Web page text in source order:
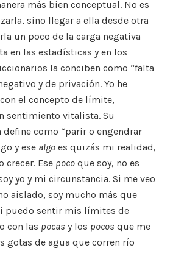
más bien conceptual. No es
sino llegar a ella desde otra
un poco de la carga negativa
en las estadísticas y en los
la conciben como “falta
y de privación. Yo he
el concepto de límite,
sentimiento vitalista. Su
como “parir o engendrar
y ese algo es quizás mi realidad,
crecer. Ese poco que soy, no es
yo y mi circunstancia. Si me veo
aislado, soy mucho más que
puedo sentir mis límites de
con las pocas y los pocos que me
gotas de agua que corren río